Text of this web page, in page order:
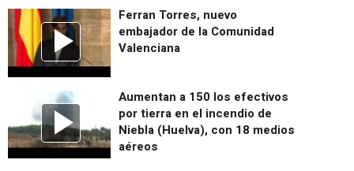
Ferran Torres, nuevo
embajador de la Comunidad
Valenciana
Aumentan a 150 los efectivos
por tierra en el incendio de
Niebla (Huelva), con 18 medios
aéreos